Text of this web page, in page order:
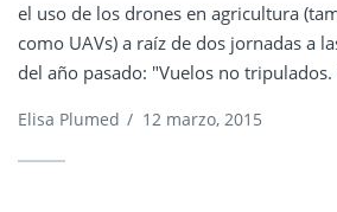
el uso de los drones en agricultura
como UAVs) a raíz de dos jornadas a
del año pasado: "Vuelos no
Elisa Plumed / 12 marzo, 2015